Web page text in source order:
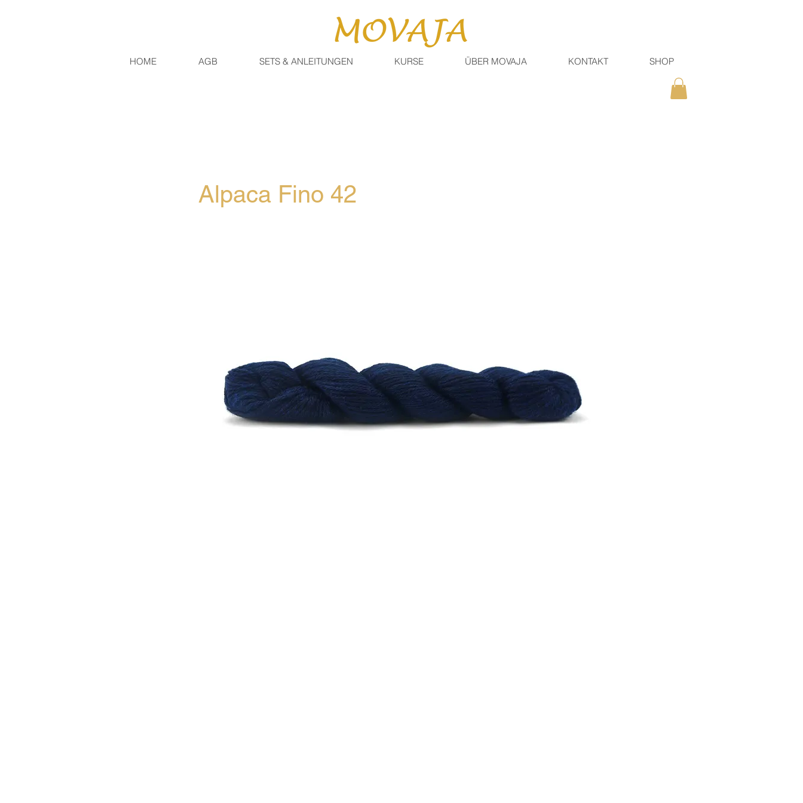
HOME AGB SETS & ANLEITUNGEN KURSE ÜBER MOVAJA KONTAKT SHOP
Alpaca Fino 42